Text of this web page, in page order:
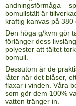
andningsförmåga –
bomullstält är
kraftig kanvas på 380
Den höga g/kvm gör
förlänger dess
polyester att tältet
bomull.
Dessutom är de
låter när det blåser,
flaxar i vinden. Våra
som gör dem 100%
vatten tränger in.